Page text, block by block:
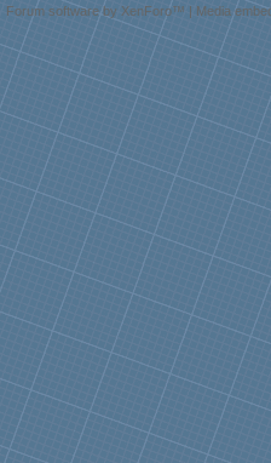
Forum software by XenForo™ | Media